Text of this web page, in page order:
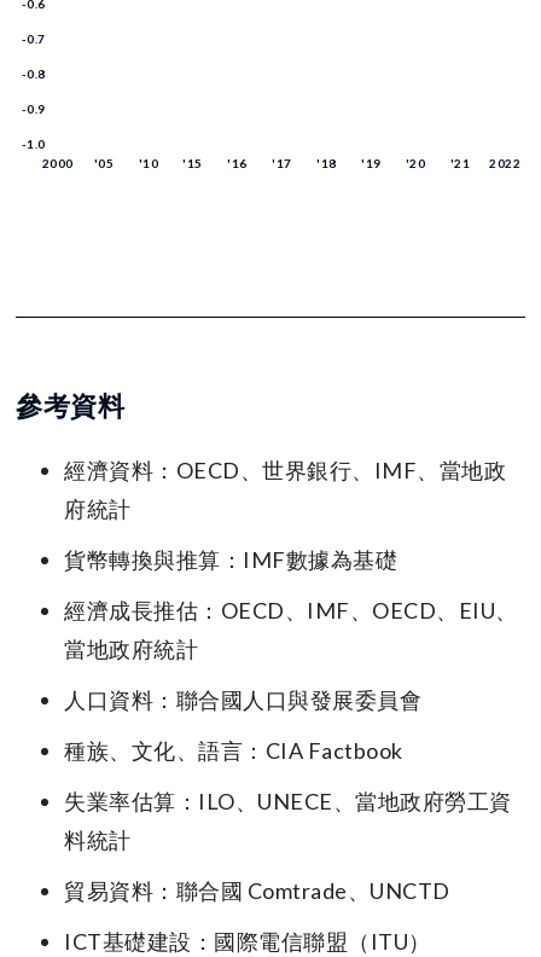
參考資料
經濟資料：OECD、世界銀行、IMF、當地政
府統計
貨幣轉換與推算：IMF數據為基礎
經濟成長推估：OECD、IMF、OECD、EIU、
當地政府統計
人口資料：聯合國人口與發展委員會
種族、文化、語言：CIA Factbook
失業率估算：ILO、UNECE、當地政府勞工資
料統計
貿易資料：聯合國 Comtrade、UNCTD
ICT基礎建設：國際電信聯盟（ITU）